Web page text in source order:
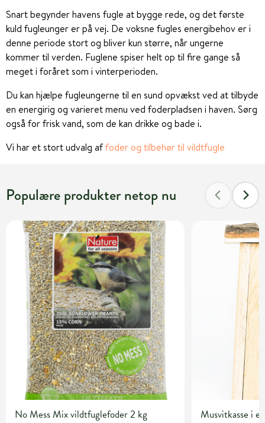
Snart begynder havens fugle at bygge rede, og det første
kuld fugleunger er på vej. De voksne fugles energibehov er i
denne periode stort og bliver kun større, når ungerne
kommer til verden. Fuglene spiser helt op til fire gange så
meget i foråret som i vinterperioden.
Du kan hjælpe fugleungerne til en sund opvækst ved at tilbyde
en energirig og varieret menu ved foderpladsen i haven. Sørg
også for frisk vand, som de kan drikke og bade i.
Vi har et stort udvalg affoder og tilbehør til vildtfugle
Populære produkter netop nu
No Mess Mix vildtfuglefoder 2 kg Musvitkasse i